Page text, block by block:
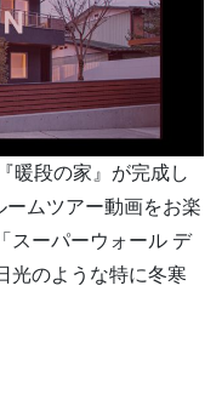
暖段の家』が完成し
ームツアー動画をお楽
スーパーウォール デ
光のような特に冬寒